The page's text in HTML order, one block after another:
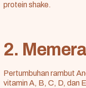
protein shake.
2.
Pertumbuhan rambut
vitamin A, B, C, D, dan